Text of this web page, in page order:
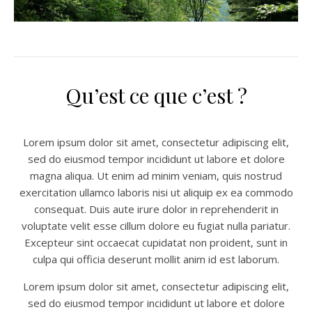
Qu’est ce que c’est ?
Lorem ipsum dolor sit amet, consectetur adipiscing elit,
sed do eiusmod tempor incididunt ut labore et dolore
magna aliqua. Ut enim ad minim veniam, quis nostrud
exercitation ullamco laboris nisi ut aliquip ex ea commodo
consequat. Duis aute irure dolor in reprehenderit in
voluptate velit esse cillum dolore eu fugiat nulla pariatur.
Excepteur sint occaecat cupidatat non proident, sunt in
culpa qui officia deserunt mollit anim id est laborum.
Lorem ipsum dolor sit amet, consectetur adipiscing elit,
sed do eiusmod tempor incididunt ut labore et dolore